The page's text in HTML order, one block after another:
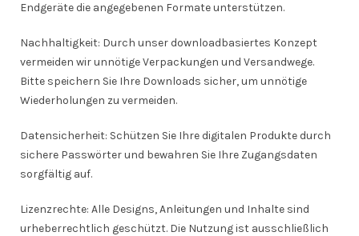
Endgeräte die angegebenen Formate unterstützen.
Nachhaltigkeit: Durch unser downloadbasiertes Konzept
vermeiden wir unnötige Verpackungen und Versandwege.
Bitte speichern Sie Ihre Downloads sicher, um unnötige
Wiederholungen zu vermeiden.
Datensicherheit: Schützen Sie Ihre digitalen Produkte durch
sichere Passwörter und bewahren Sie Ihre Zugangsdaten
sorgfältig auf.
Lizenzrechte: Alle Designs, Anleitungen und Inhalte sind
urheberrechtlich geschützt. Die Nutzung ist ausschließlich